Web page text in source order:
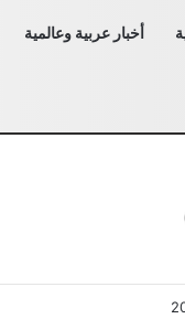
أخبار عربية وعالمية